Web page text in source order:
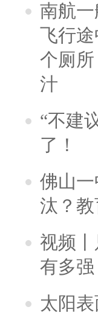
南航
飞行
个厕
汁
“不建
了！
佛山
汰？
视频
有多强
太阳